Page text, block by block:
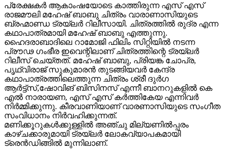
പ്രേക്ഷകർ ആകാംഷയോടെ കാത്തിരുന്ന എസ് എസ്
രാജമൗലി മഹേഷ് ബാബു ചിത്രം വാരാണാസിയുടെ
ബ്രഹ്മാണ്ഡ ട്രയ്ലർ റിലീസായി. ചിത്രത്തിൽ രുദ്ര എന്ന
കഥാപാത്രമായി മഹേഷ് ബാബു എത്തുന്നു.
ഹൈദരാബാദിലെ റാമോജി ഫിലിം സിറ്റിയിൽ നടന്ന
പ്രൗഢ ഗംഭീര ഇവെന്റിലാണ് ചിത്രത്തിന്റെ ട്രയ്ലർ
റിലീസ് ചെയ്തത്. മഹേഷ് ബാബു, പ്രിയങ്ക ചോപ്ര,
പൃഥ്വിരാജ് സുകുമാരൻ തുടങ്ങിയവർ കേന്ദ്ര
കഥാപാത്രത്തിലെത്തുന്ന ചിത്രം ശ്രീ ദുർഗ
ആർട്ട്സ്,ഷോവിങ് ബിസിനസ് എന്നീ ബാനറുകളിൽ കെ
എൽ നാരായണ, എസ് എസ് കർത്തികേയ എന്നിവർ
നിർമ്മിക്കുന്നു. കീരവാണിയാണ് വാരണാസിയുടെ സംഗീത
സംവിധാനം നിർവഹിക്കുന്നത്.
മണിക്കൂറുകൾക്കുള്ളിൽ അഞ്ചു മില്യണിൽപ്പരം
കാഴ്ചക്കാരുമായി ട്രയ്ലർ ലോകവ്യാപകമായി
ട്രെൻഡിങ്ങിൽ മുന്നിലാണ്.